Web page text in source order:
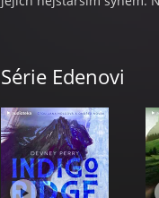
noc ve městě a ona
Winslow odjinud. Dělá, co
Edenových nalezena
Zatímco stopy vraha
než se zdálo. Je krásná a
ONDŘEJ NOVÁK
Série Edenovi